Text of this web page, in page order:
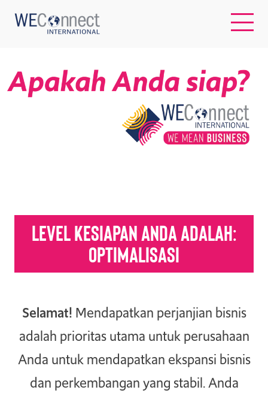
BUYER MEMBERSHIP
Log In
Join Us
Level kesiapan Anda adalah:
Optimalisasi
Selamat! Mendapatkan perjanjian bisnis
adalah prioritas utama untuk perusahaan
Anda untuk mendapatkan ekspansi bisnis
dan perkembangan yang stabil. Anda